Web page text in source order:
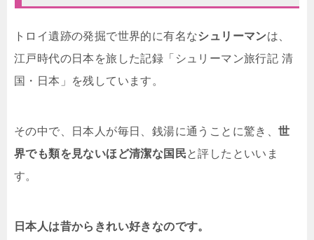
トロイ遺跡の発掘で世界的に有名なシュリーマンは、
江戸時代の日本を旅した記録「シュリーマン旅行記 清
国・日本」を残しています。
その中で、日本人が毎日、銭湯に通うことに驚き、世
界でも類を見ないほど清潔な国民と評したといいま
す。
日本人は昔からきれい好きなのです。